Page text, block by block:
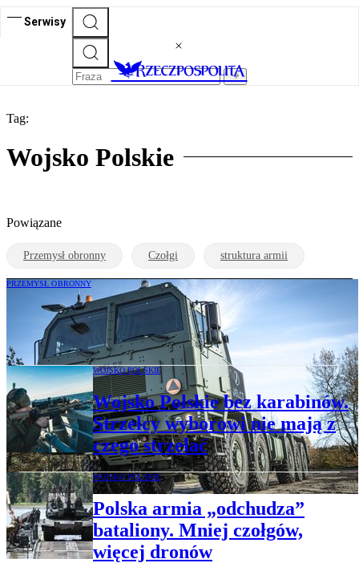
Serwisy
Tag:
Wojsko Polskie
Powiązane
Przemysł obronny Czołgi struktura armii
PRZEMYSŁ OBRONNY
Jelcz przyspiesza i wychodzi z zakrętu.
Produkcja większa o niemal połowę
WOJSKO POLSKIE
Wojsko Polskie bez karabinów.
Strzelcy wyborowi nie mają z
czego strzelać
WOJSKO POLSKIE
Polska armia „odchudza”
bataliony. Mniej czołgów,
więcej dronów